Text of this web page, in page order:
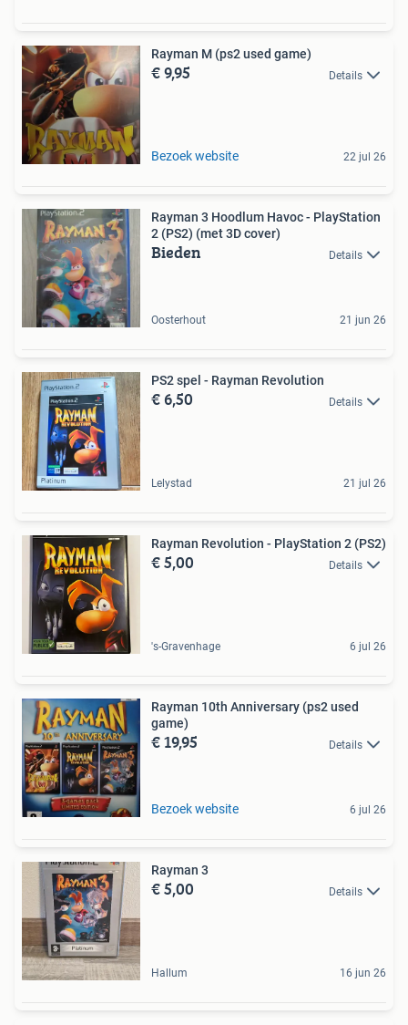
Rayman M (ps2 used game)
€ 9,95 Details
Bezoek website 22 jul 26
Rayman 3 Hoodlum Havoc - PlayStation
2 (PS2) (met 3D cover)
Bieden Details
Oosterhout 21 jun 26
PS2 spel - Rayman Revolution
€ 6,50 Details
Lelystad 21 jul 26
Rayman Revolution - PlayStation 2 (PS2)
€ 5,00 Details
's-Gravenhage 6 jul 26
Rayman 10th Anniversary (ps2 used
game)
€ 19,95 Details
Bezoek website 6 jul 26
Rayman 3
€ 5,00 Details
Hallum 16 jun 26